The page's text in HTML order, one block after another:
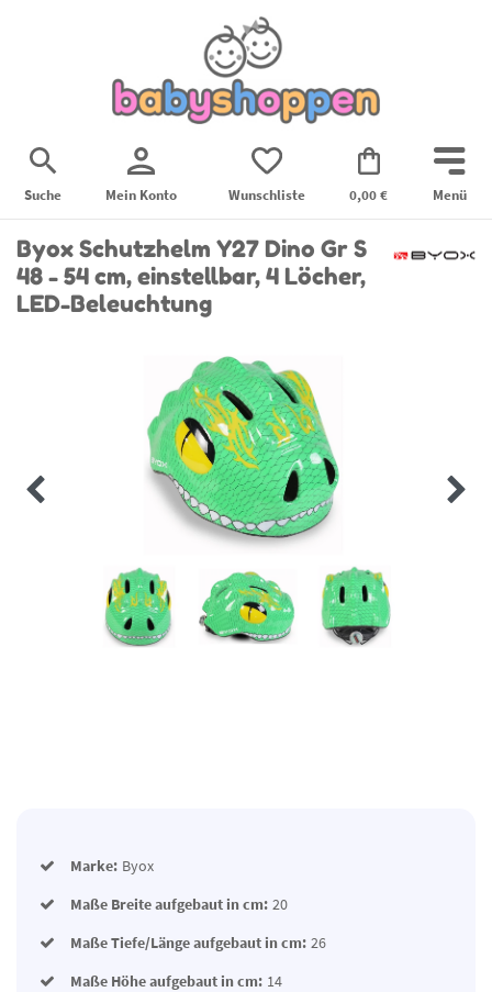
Suche Mein Konto Wunschliste 0,00 € Menü
Byox Schutzhelm Y27 Dino Gr S
48 - 54 cm, einstellbar, 4 Löcher,
LED-Beleuchtung
Marke: Byox
Maße Breite aufgebaut in cm: 20
Maße Tiefe/Länge aufgebaut in cm: 26
Maße Höhe aufgebaut in cm: 14